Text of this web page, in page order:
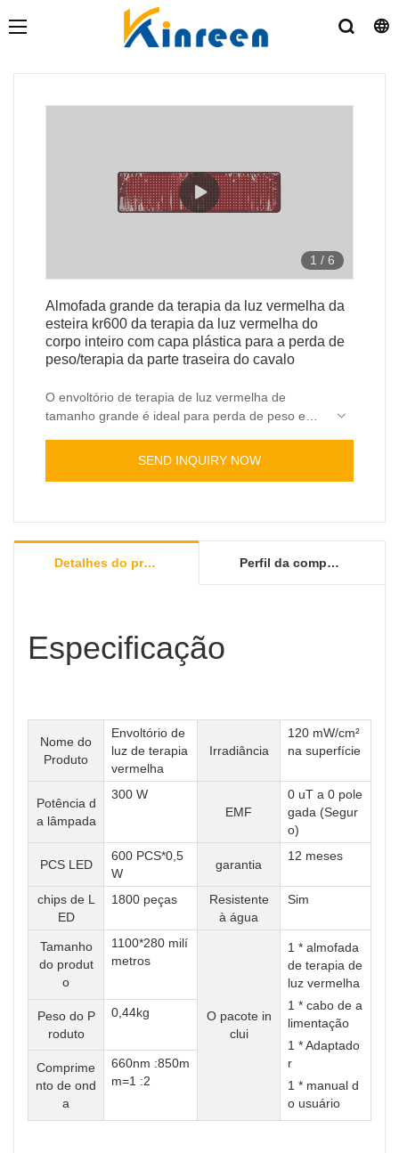
1 / 6
Almofada grande da terapia da luz vermelha da
esteira kr600 da terapia da luz vermelha do
corpo inteiro com capa plástica para a perda de
peso/terapia da parte traseira do cavalo
O envoltório de terapia de luz vermelha de
tamanho grande é ideal para perda de peso em
660nm e infravermelho próximo 850nm.
ISO 9001& ISO13485
SEND INQUIRY NOW
Detalhes do produto Perfil da companhia
Especificação
Nome do
Produto
Envoltório de
luz de terapia
vermelha
Irradiância
120 mW/cm²
na superfície
Potência d
a lâmpada
300 W
EMF
0 uT a 0 pole
gada (Segur
o)
PCS LED
600 PCS*0,5
W
garantia
12 meses
chips de L
ED
1800 peças
Resistente
à água
Sim
Tamanho
do produt
o
1100*280 milí
metros
O pacote in
clui
1 * almofada
de terapia de
luz vermelha
1 * cabo de a
limentação
1 * Adaptado
r
1 * manual d
o usuário
Peso do P
roduto
0,44kg
Comprime
nto de ond
a
660nm :850m
m=1 :2